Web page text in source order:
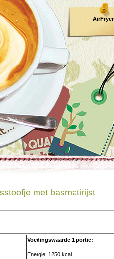
AirFryer
met basmatirijst
Voedingswaarde 1 portie:
Energie: 1250 kcal